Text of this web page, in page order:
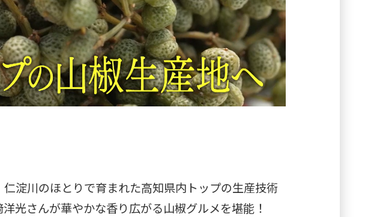
淀川のほとりで育まれた高知県内トップの生産技術
光さんが華やかな香り広がる山椒グルメを堪能！